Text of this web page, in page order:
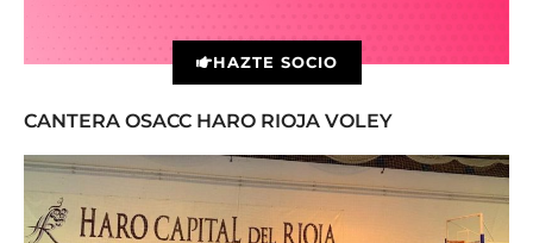
HAZTE SOCIO
CANTERA OSACC HARO RIOJA VOLEY